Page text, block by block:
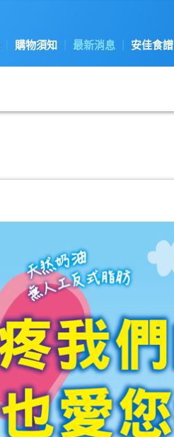
購物須知 最新消息 安佳食譜